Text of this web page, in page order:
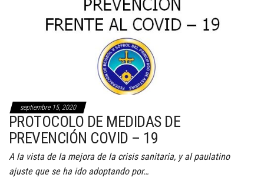
septiembre 15, 2020
PROTOCOLO DE MEDIDAS DE
PREVENCIÓN COVID – 19
A la vista de la mejora de la crisis sanitaria, y al paulatino
ajuste que se ha ido adoptando por…